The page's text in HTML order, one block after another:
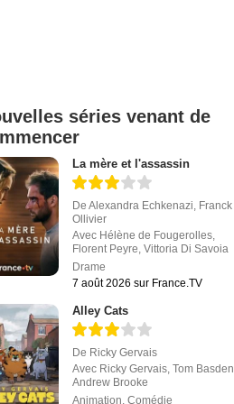
séries venant de
La mère et l'assassin
De Alexandra Echkenazi, Franck
Ollivier
Avec Hélène de Fougerolles,
Florent Peyre, Vittoria Di Savoia
Drame
7 août 2026 sur France.TV
Alley Cats
De Ricky Gervais
Avec Ricky Gervais, Tom Basden
Andrew Brooke
Animation, Comédie